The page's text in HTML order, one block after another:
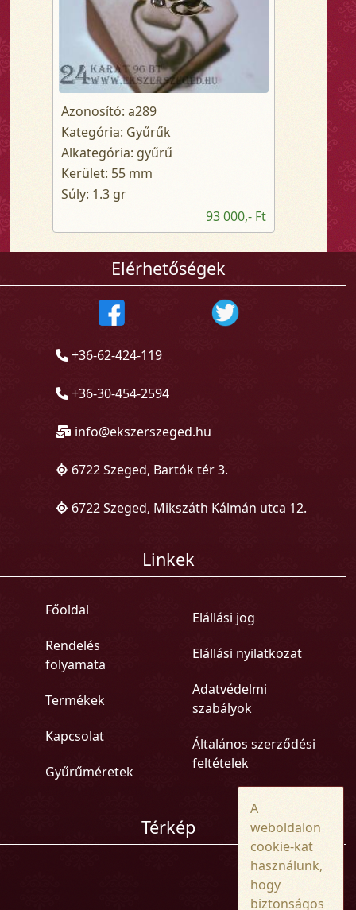
Azonosító: a289
Kategória: Gyűrűk
Alkategória: gyűrű
Kerület: 55 mm
Súly: 1.3 gr
93 000,- Ft
Elérhetőségek
+36-62-424-119
+36-30-454-2594
info@ekszerszeged.hu
6722 Szeged, Bartók tér 3.
6722 Szeged, Mikszáth Kálmán utca 12.
Linkek
Főoldal
Rendelés
folyamata
Termékek
Kapcsolat
Gyűrűméretek
Elállási jog
Elállási nyilatkozat
Adatvédelmi
szabályok
Általános szerződési
feltételek
Térkép
A
weboldalon
cookie-kat
használunk,
hogy
biztonságos